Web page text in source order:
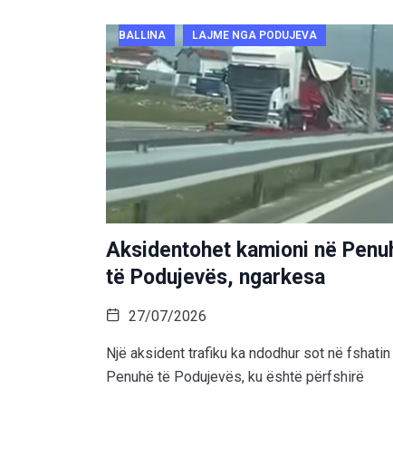
BALLINA LAJME NGA PODUJEVA
Aksidentohet kamioni në
të Podujevës, ngarkesa
27/07/2026
Një aksident trafiku ka ndodhur sot në fshatin
Penuhë të Podujevës, ku është përfshirë